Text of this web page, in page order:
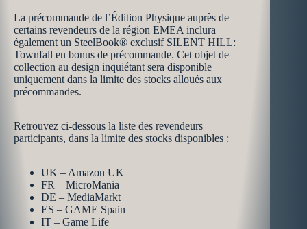
La précommande de l’Édition Physique auprès de
certains revendeurs de la région EMEA inclura
également un SteelBook® exclusif SILENT HILL:
Townfall en bonus de précommande. Cet objet de
collection au design inquiétant sera disponible
uniquement dans la limite des stocks alloués aux
précommandes.
Retrouvez ci-dessous la liste des revendeurs
participants, dans la limite des stocks disponibles :
UK – Amazon UK
FR – MicroMania
DE – MediaMarkt
ES – GAME Spain
IT – Game Life